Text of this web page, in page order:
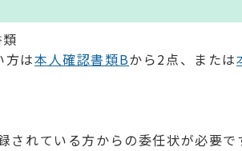
方は本人確認書類Bから2点、または
れている方からの委任状が必要で